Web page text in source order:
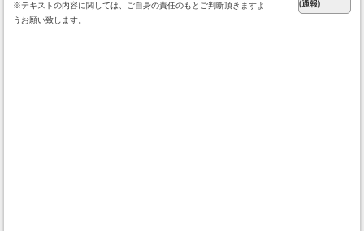
※テキストの内容に関しては、ご自身の責任のもとご判断頂きますよ
うお願い致します。